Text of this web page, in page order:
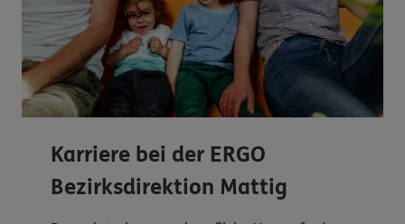
Karriere bei der ERGO
Bezirksdirektion Mattig